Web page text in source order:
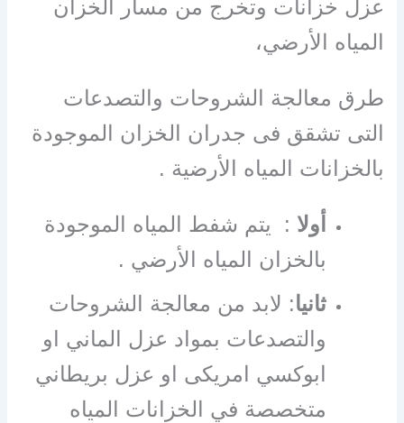
عزل خزانات وتخرج من مسار الخزان
المياه الأرضي،
طرق معالجة الشروحات والتصدعات
التى تشقق فى جدران الخزان الموجودة
بالخزانات المياه الأرضية .
أولا : يتم شفط المياه الموجودة
بالخزان المياه الأرضي .
ثانيا: لابد من معالجة الشروحات
والتصدعات بمواد عزل الماني او
ابوكسي امريكى او عزل بريطاني
متخصصة في الخزانات المياه